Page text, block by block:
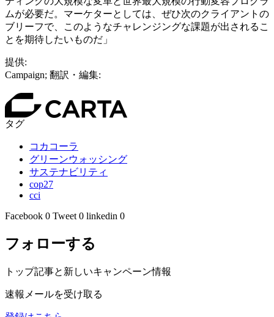
ムが必要だ。マーケターとしては、ぜひ次のクライアントの
ブリーフで、このようなチャレンジングな課題が出されるこ
とを期待したいものだ」
提供:
Campaign; 翻訳・編集:
タグ
コカコーラ
グリーンウォッシング
サステナビリティ
cop27
cci
Facebook 0 Tweet 0 linkedin 0
フォローする
トップ記事と新しいキャンペーン情報
速報メールを受け取る